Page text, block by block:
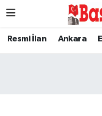
Resmi İlan Ankara